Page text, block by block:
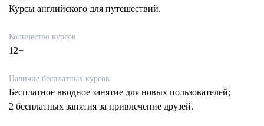
Курсы английского для путешествий.
Количество курсов
12+
Наличие бесплатных курсов
Бесплатное вводное занятие для новых пользователей;
2 бесплатных занятия за привлечение друзей.